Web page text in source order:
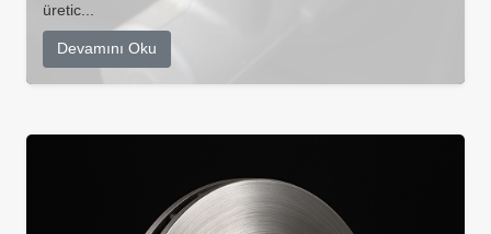
üretic...
Devamını Oku